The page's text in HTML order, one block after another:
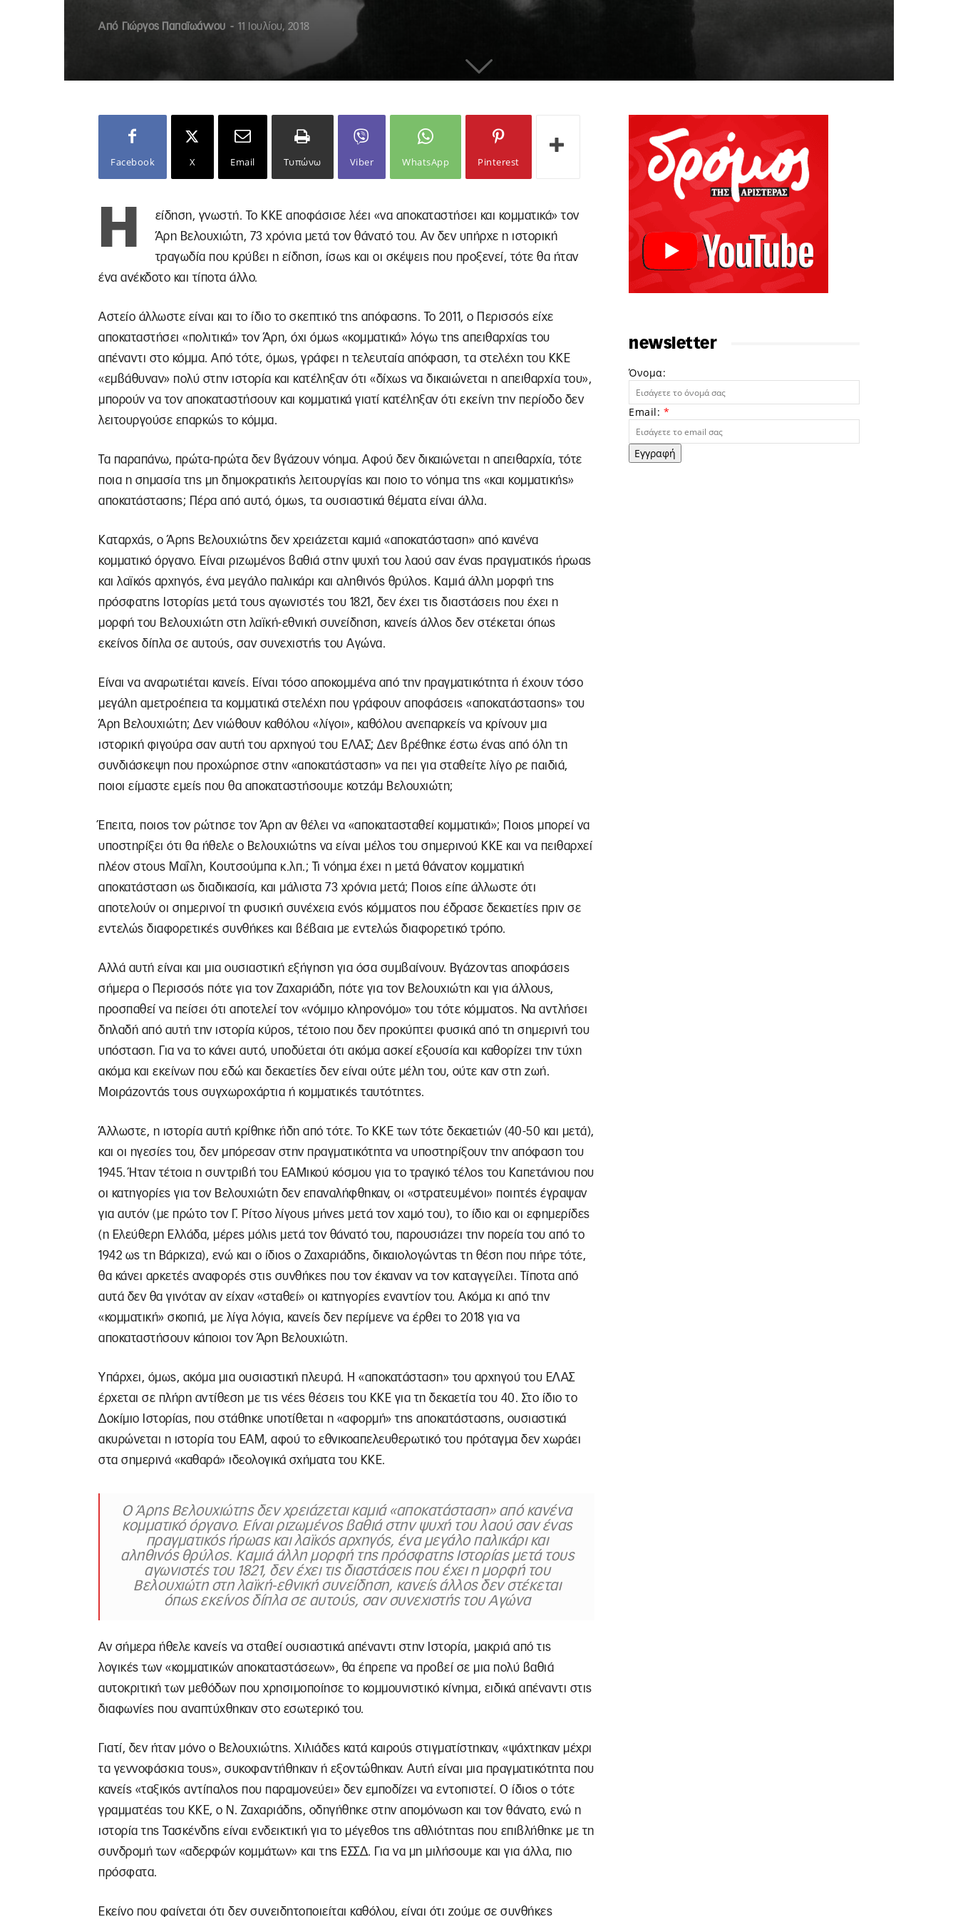
Από Γιώργος Παπαϊωάννου - 11 Ιουλίου, 2018
Facebook X Email Τυπώνω Viber WhatsApp Pinterest
Η
είδηση, γνωστή. Το ΚΚΕ αποφάσισε λέει «να αποκαταστήσει και κομματικά» τον
Άρη Βελουχιώτη, 73 χρόνια μετά τον θάνατό του. Αν δεν υπήρχε η ιστορική
τραγωδία που κρύβει η είδηση, ίσως και οι σκέψεις που προξενεί, τότε θα ήταν
ένα ανέκδοτο και τίποτα άλλο.
Αστείο άλλωστε είναι και το ίδιο το σκεπτικό της απόφασης. Το 2011, ο Περισσός είχε
αποκαταστήσει «πολιτικά» τον Άρη, όχι όμως «κομματικά» λόγω της απειθαρχίας του
απέναντι στο κόμμα. Από τότε, όμως, γράφει η τελευταία απόφαση, τα στελέχη του ΚΚΕ
«εμβάθυναν» πολύ στην ιστορία και κατέληξαν ότι «δίχως να δικαιώνεται η απειθαρχία του»,
μπορούν να τον αποκαταστήσουν και κομματικά γιατί κατέληξαν ότι εκείνη την περίοδο δεν
λειτουργούσε επαρκώς το κόμμα.
Τα παραπάνω, πρώτα-πρώτα δεν βγάζουν νόημα. Αφού δεν δικαιώνεται η απειθαρχία, τότε
ποια η σημασία της μη δημοκρατικής λειτουργίας και ποιο το νόημα της «και κομματικής»
αποκατάστασης; Πέρα από αυτό, όμως, τα ουσιαστικά θέματα είναι άλλα.
Καταρχάς, ο Άρης Βελουχιώτης δεν χρειάζεται καμιά «αποκατάσταση» από κανένα
κομματικό όργανο. Είναι ριζωμένος βαθιά στην ψυχή του λαού σαν ένας πραγματικός ήρωας
και λαϊκός αρχηγός, ένα μεγάλο παλικάρι και αληθινός θρύλος. Καμιά άλλη μορφή της
πρόσφατης Ιστορίας μετά τους αγωνιστές του 1821, δεν έχει τις διαστάσεις που έχει η
μορφή του Βελουχιώτη στη λαϊκή-εθνική συνείδηση, κανείς άλλος δεν στέκεται όπως
εκείνος δίπλα σε αυτούς, σαν συνεχιστής του Αγώνα.
Είναι να αναρωτιέται κανείς. Είναι τόσο αποκομμένα από την πραγματικότητα ή έχουν τόσο
μεγάλη αμετροέπεια τα κομματικά στελέχη που γράφουν αποφάσεις «αποκατάστασης» του
Άρη Βελουχιώτη; Δεν νιώθουν καθόλου «λίγοι», καθόλου ανεπαρκείς να κρίνουν μια
ιστορική φιγούρα σαν αυτή του αρχηγού του ΕΛΑΣ; Δεν βρέθηκε έστω ένας από όλη τη
συνδιάσκεψη που προχώρησε στην «αποκατάσταση» να πει για σταθείτε λίγο ρε παιδιά,
ποιοι είμαστε εμείς που θα αποκαταστήσουμε κοτζάμ Βελουχιώτη;
Έπειτα, ποιος τον ρώτησε τον Άρη αν θέλει να «αποκατασταθεί κομματικά»; Ποιος μπορεί να
υποστηρίξει ότι θα ήθελε ο Βελουχιώτης να είναι μέλος του σημερινού ΚΚΕ και να πειθαρχεί
πλέον στους Μαΐλη, Κουτσούμπα κ.λπ.; Τι νόημα έχει η μετά θάνατον κομματική
αποκατάσταση ως διαδικασία, και μάλιστα 73 χρόνια μετά; Ποιος είπε άλλωστε ότι
αποτελούν οι σημερινοί τη φυσική συνέχεια ενός κόμματος που έδρασε δεκαετίες πριν σε
εντελώς διαφορετικές συνθήκες και βέβαια με εντελώς διαφορετικό τρόπο.
Αλλά αυτή είναι και μια ουσιαστική εξήγηση για όσα συμβαίνουν. Βγάζοντας αποφάσεις
σήμερα ο Περισσός πότε για τον Ζαχαριάδη, πότε για τον Βελουχιώτη και για άλλους,
προσπαθεί να πείσει ότι αποτελεί τον «νόμιμο κληρονόμο» του τότε κόμματος. Να αντλήσει
δηλαδή από αυτή την ιστορία κύρος, τέτοιο που δεν προκύπτει φυσικά από τη σημερινή του
υπόσταση. Για να το κάνει αυτό, υποδύεται ότι ακόμα ασκεί εξουσία και καθορίζει την τύχη
ακόμα και εκείνων που εδώ και δεκαετίες δεν είναι ούτε μέλη του, ούτε καν στη ζωή.
Μοιράζοντάς τους συγχωροχάρτια ή κομματικές ταυτότητες.
Άλλωστε, η ιστορία αυτή κρίθηκε ήδη από τότε. Το ΚΚΕ των τότε δεκαετιών (40-50 και μετά),
και οι ηγεσίες του, δεν μπόρεσαν στην πραγματικότητα να υποστηρίξουν την απόφαση του
1945. Ήταν τέτοια η συντριβή του ΕΑΜικού κόσμου για το τραγικό τέλος του Καπετάνιου που
οι κατηγορίες για τον Βελουχιώτη δεν επαναλήφθηκαν, οι «στρατευμένοι» ποιητές έγραψαν
για αυτόν (με πρώτο τον Γ. Ρίτσο λίγους μήνες μετά τον χαμό του), το ίδιο και οι εφημερίδες
(η Ελεύθερη Ελλάδα, μέρες μόλις μετά τον θάνατό του, παρουσιάζει την πορεία του από το
1942 ως τη Βάρκιζα), ενώ και ο ίδιος ο Ζαχαριάδης, δικαιολογώντας τη θέση που πήρε τότε,
θα κάνει αρκετές αναφορές στις συνθήκες που τον έκαναν να τον καταγγείλει. Τίποτα από
αυτά δεν θα γινόταν αν είχαν «σταθεί» οι κατηγορίες εναντίον του. Ακόμα κι από την
«κομματική» σκοπιά, με λίγα λόγια, κανείς δεν περίμενε να έρθει το 2018 για να
αποκαταστήσουν κάποιοι τον Άρη Βελουχιώτη.
Υπάρχει, όμως, ακόμα μια ουσιαστική πλευρά. Η «αποκατάσταση» του αρχηγού του ΕΛΑΣ
έρχεται σε πλήρη αντίθεση με τις νέες θέσεις του ΚΚΕ για τη δεκαετία του 40. Στο ίδιο το
Δοκίμιο Ιστορίας, που στάθηκε υποτίθεται η «αφορμή» της αποκατάστασης, ουσιαστικά
ακυρώνεται η ιστορία του ΕΑΜ, αφού το εθνικοαπελευθερωτικό του πρόταγμα δεν χωράει
στα σημερινά «καθαρά» ιδεολογικά σχήματα του ΚΚΕ.
Ο Άρης Βελουχιώτης δεν χρειάζεται καμιά «αποκατάσταση» από κανένα
κομματικό όργανο. Είναι ριζωμένος βαθιά στην ψυχή του λαού σαν ένας
πραγματικός ήρωας και λαϊκός αρχηγός, ένα μεγάλο παλικάρι και
αληθινός θρύλος. Καμιά άλλη μορφή της πρόσφατης Ιστορίας μετά τους
αγωνιστές του 1821, δεν έχει τις διαστάσεις που έχει η μορφή του
Βελουχιώτη στη λαϊκή-εθνική συνείδηση, κανείς άλλος δεν στέκεται
όπως εκείνος δίπλα σε αυτούς, σαν συνεχιστής του Αγώνα
Αν σήμερα ήθελε κανείς να σταθεί ουσιαστικά απέναντι στην Ιστορία, μακριά από τις
λογικές των «κομματικών αποκαταστάσεων», θα έπρεπε να προβεί σε μια πολύ βαθιά
αυτοκριτική των μεθόδων που χρησιμοποίησε το κομμουνιστικό κίνημα, ειδικά απέναντι στις
διαφωνίες που αναπτύχθηκαν στο εσωτερικό του.
Γιατί, δεν ήταν μόνο ο Βελουχιώτης. Χιλιάδες κατά καιρούς στιγματίστηκαν, «ψάχτηκαν μέχρι
τα γεννοφάσκια τους», συκοφαντήθηκαν ή εξοντώθηκαν. Αυτή είναι μια πραγματικότητα που
κανείς «ταξικός αντίπαλος που παραμονεύει» δεν εμποδίζει να εντοπιστεί. Ο ίδιος ο τότε
γραμματέας του ΚΚΕ, ο Ν. Ζαχαριάδης, οδηγήθηκε στην απομόνωση και τον θάνατο, ενώ η
ιστορία της Τασκένδης είναι ενδεικτική για το μέγεθος της αθλιότητας που επιβλήθηκε με τη
συνδρομή των «αδερφών κομμάτων» και της ΕΣΣΔ. Για να μη μιλήσουμε και για άλλα, πιο
πρόσφατα.
Εκείνο που φαίνεται ότι δεν συνειδητοποιείται καθόλου, είναι ότι ζούμε σε συνθήκες
newsletter
Όνομα:
Email: *
Εγγραφή